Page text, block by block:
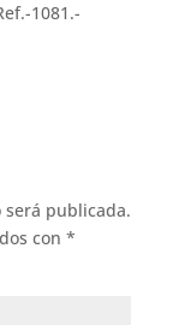
1081.-
publicada.
con *